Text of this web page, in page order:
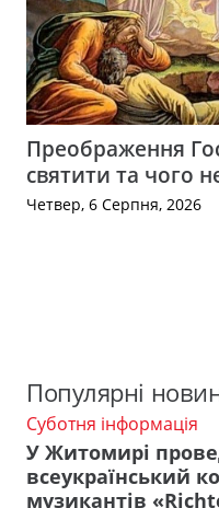
Преображення
святити та чого
Четвер, 6 Серпня, 2026
Популярні
Суботня інформація
У Житомирі
всеукраїнський
музикантів